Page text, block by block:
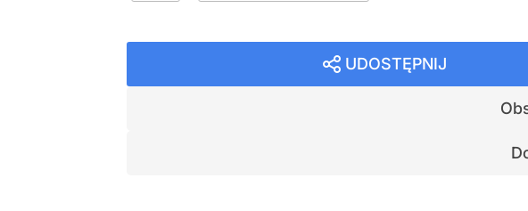
UDOSTĘPNIJ